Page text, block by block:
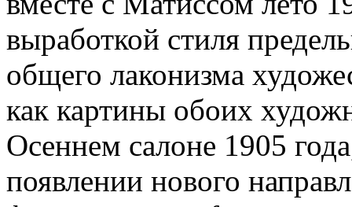
выработкой стиля
общего лаконизма
как картины обоих
Осеннем салоне 1905
появлении нового